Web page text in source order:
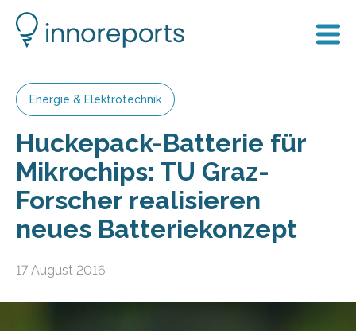
Energie & Elektrotechnik
Huckepack-Batterie für
Mikrochips: TU Graz-
Forscher realisieren
neues Batteriekonzept
17 August 2016